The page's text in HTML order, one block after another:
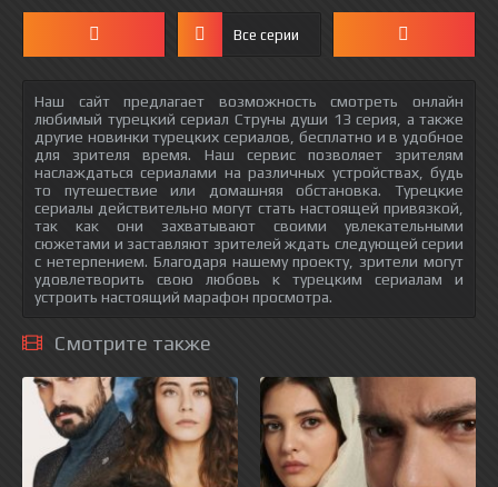
Все серии
Наш сайт предлагает возможность смотреть онлайн
любимый турецкий сериал Струны души 13 серия, а также
другие новинки турецких сериалов, бесплатно и в удобное
для зрителя время. Наш сервис позволяет зрителям
наслаждаться сериалами на различных устройствах, будь
то путешествие или домашняя обстановка. Турецкие
сериалы действительно могут стать настоящей привязкой,
так как они захватывают своими увлекательными
сюжетами и заставляют зрителей ждать следующей серии
с нетерпением. Благодаря нашему проекту, зрители могут
удовлетворить свою любовь к турецким сериалам и
устроить настоящий марафон просмотра.
Смотрите также